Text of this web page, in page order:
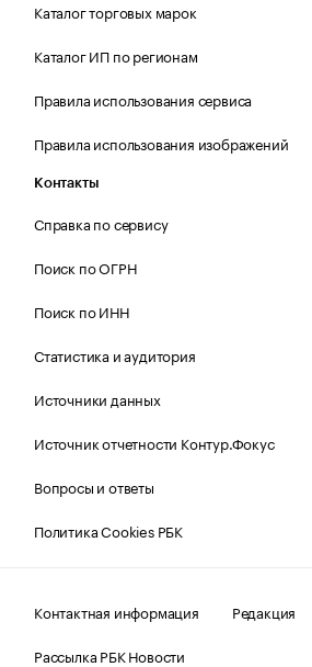
Каталог торговых марок
Каталог ИП по регионам
Правила использования сервиса
Правила использования изображений
Контакты
Справка по сервису
Поиск по ОГРН
Поиск по ИНН
Статистика и аудитория
Источники данных
Источник отчетности Контур.Фокус
Вопросы и ответы
Политика Cookies РБК
Контактная информация
Редакция
Рассылка РБК Новости